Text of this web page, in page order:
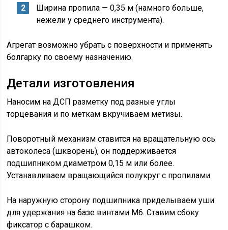
Ширина пропила — 0,35 м (намного больше,
нежели у среднего инструмента).
Агрегат возможно убрать с поверхности и применять
болгарку по своему назначению.
Детали изготовления
Наносим на ДСП разметку под разные углы
торцевания и по меткам вкручиваем метизы.
Поворотный механизм ставится на вращательную ось
автоколеса (шкворень), он поддерживается
подшипником диаметром 0,15 м или более.
Устанавливаем вращающийся полукруг с пропилами.
На наружную сторону подшипника приделываем уши
для удержания на базе винтами М6. Ставим сбоку
фиксатор с барашком.